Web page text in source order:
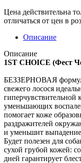
Цена действительна
отличаться от цен в
Описание
Описание
1ST CHOICE (Фест
БЕЗЗЕРНОВАЯ
свежего лосося
гиперчувствительной
уменьшающих
помогает коже
раздражителей
и уменьшит
Будет полезен для
сухой грубой кожей:
дней гарантирует